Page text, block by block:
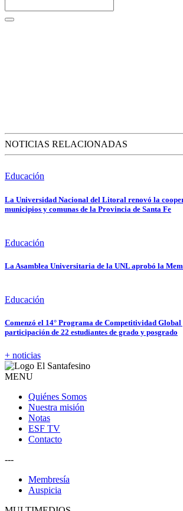
NOTICIAS RELACIONADAS
Educación
La Universidad Nacional del Litoral renovó la
municipios y comunas de la Provincia de Santa Fe
Educación
La Asamblea Universitaria de la UNL aprobó la
Educación
Comenzó el 14° Programa de Competitividad Global
participación de 22 estudiantes de grado y posgrado
+ noticias
MENU
Quiénes Somos
Nuestra misión
Notas
ESF TV
Contacto
---
Membresía
Auspicia